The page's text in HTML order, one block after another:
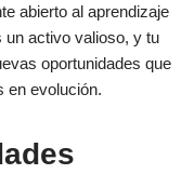
resistente hacia el
abierto al aprendizaje
un activo valioso, y tu
oportunidades que
en evolución.